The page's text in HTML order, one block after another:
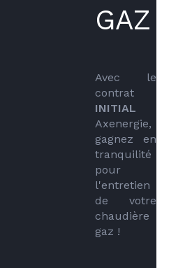
GAZ
Avec le
INITIAL
Axenergie,
gagnez en
tranquilité
pour
l'entretien
de votre
chaudière
gaz !